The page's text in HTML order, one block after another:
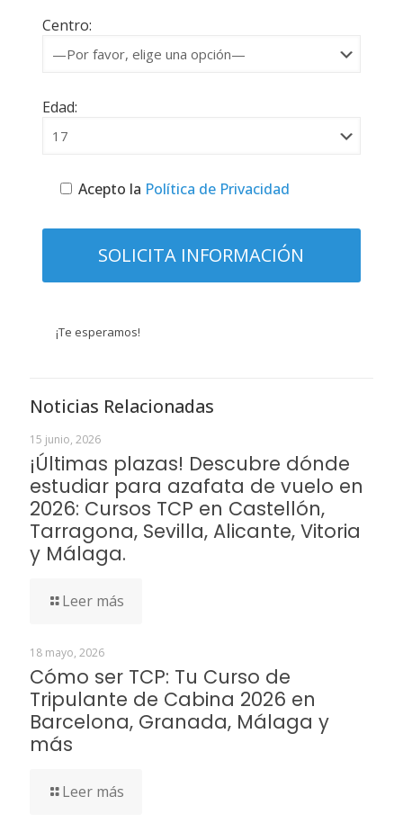
Centro:
Edad:
Acepto la Política de Privacidad
¡Te esperamos!
Noticias Relacionadas
15 junio, 2026
¡Últimas plazas! Descubre dónde
estudiar para azafata de vuelo en
2026: Cursos TCP en Castellón,
Tarragona, Sevilla, Alicante, Vitoria
y Málaga.
Leer más
18 mayo, 2026
Cómo ser TCP: Tu Curso de
Tripulante de Cabina 2026 en
Barcelona, Granada, Málaga y
más
Leer más